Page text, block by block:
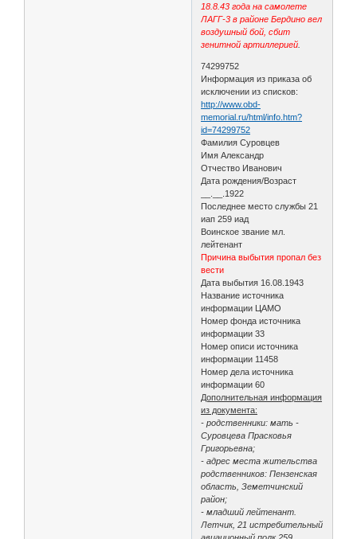
18.8.43 года на самолете
ЛАГГ-3 в районе Бердино вел
воздушный бой, сбит
зенитной артиллерией
74299752
Информация из приказа об
исключении из списков:
http://www.obd-
memorial.ru/html/info.htm?
id=74299752
Фамилия Суровцев
Имя Александр
Отчество Иванович
Дата рождения/Возраст
__.__.1922
Последнее место службы 21
иап 259 иад
Воинское звание мл.
лейтенант
Причина выбытия пропал без
вести
Дата выбытия 16.08.1943
Название источника
информации ЦАМО
Номер фонда источника
информации 33
Номер описи источника
информации 11458
Номер дела источника
информации 60
Дополнительная информация
из документа:
- родственники: мать -
Суровцева Прасковья
Григорьевна;
- адрес места жительства
родственников: Пензенская
область, Земетчинский
район;
- младший лейтенант.
Летчик, 21 истребительный